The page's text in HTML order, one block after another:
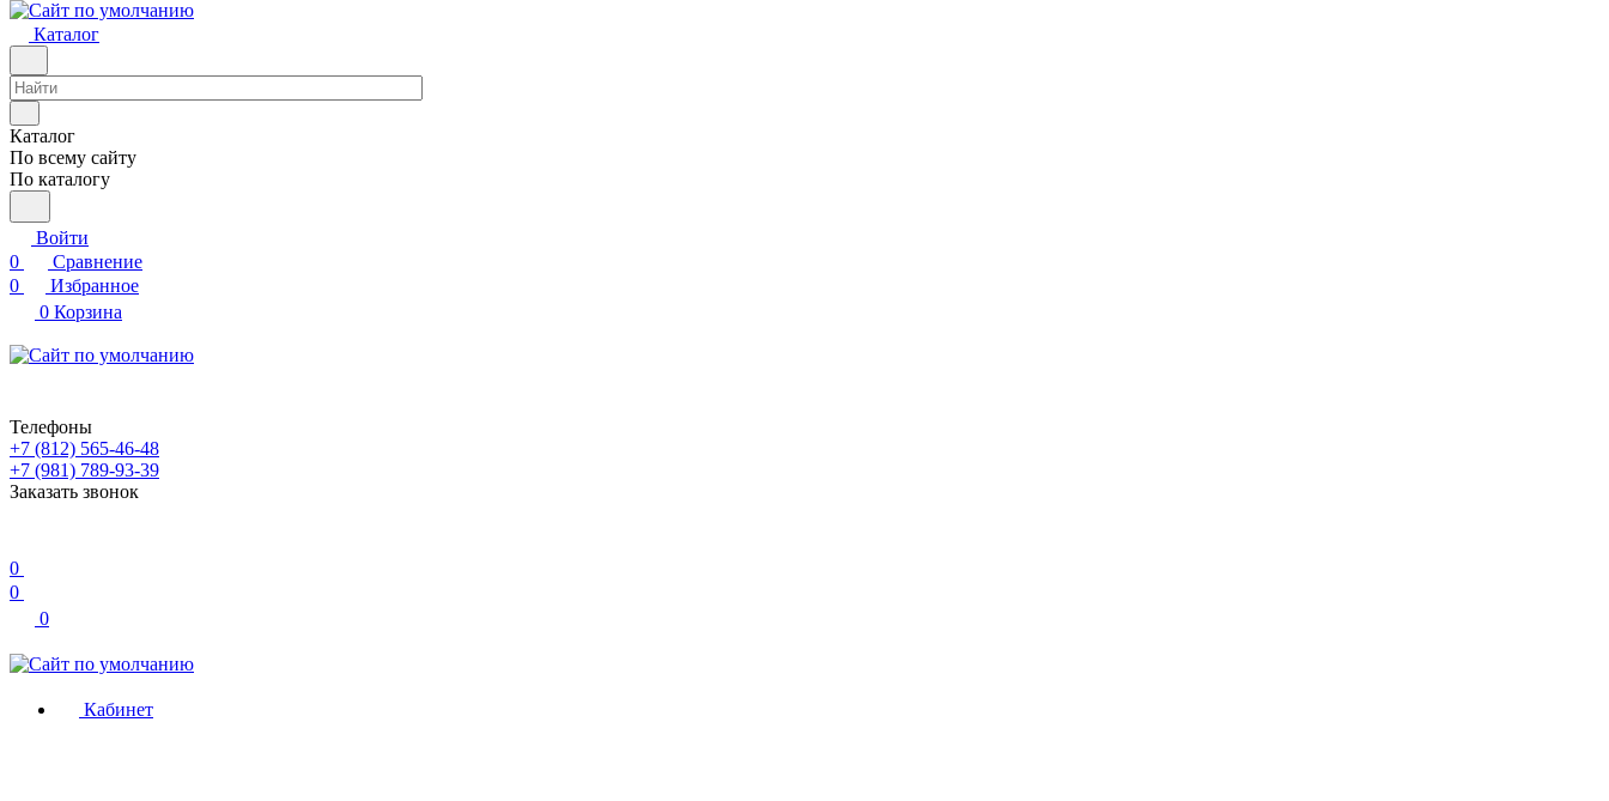
Каталог
Каталог
По всему сайту
По каталогу
Войти
0
Сравнение
0
Избранное
0 Корзина
Телефоны
+7 (812) 565-46-48
+7 (981) 789-93-39
Заказать звонок
0
0
0
Кабинет